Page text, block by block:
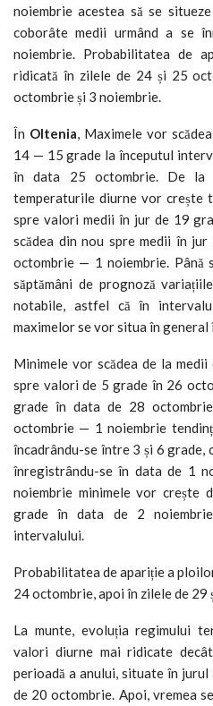
noiembrie acestea să se
coborâte medii urmând a se
noiembrie. Probabilitatea de
ridicată în zilele de 24 și 25
octombrie și 3 noiembrie.
În Oltenia, Maximele vor
14 — 15 grade la începutul
în data 25 octombrie. De la
temperaturile diurne vor crește
spre valori medii în jur de 19
scădea din nou spre medii în
octombrie — 1 noiembrie. Până
săptămâni de prognoză
notabile, astfel că în
maximelor se vor situa în
Minimele vor scădea de la
spre valori de 5 grade în 26
grade în data de 28
octombrie — 1 noiembrie
încadrându-se între 3 și 6 grade,
înregistrându-se în data de 1
noiembrie minimele vor
grade în data de 2
intervalului.
Probabilitatea de apariție a
24 octombrie, apoi în zilele de 29
La munte, evoluția regimului
valori diurne mai ridicate
perioadă a anului, situate în
de 20 octombrie. Apoi, vremea